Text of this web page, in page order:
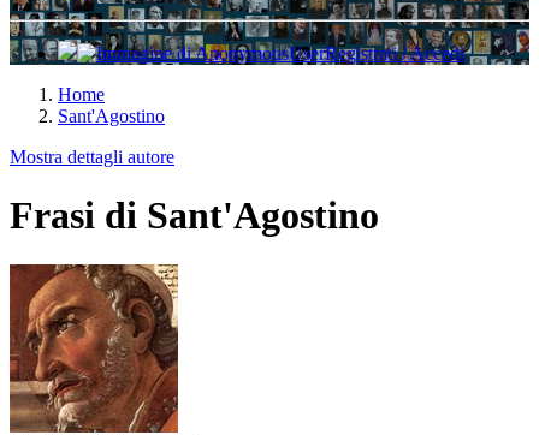
Registrati / Accedi
Home
Sant'Agostino
Mostra dettagli autore
Frasi di Sant'Agostino